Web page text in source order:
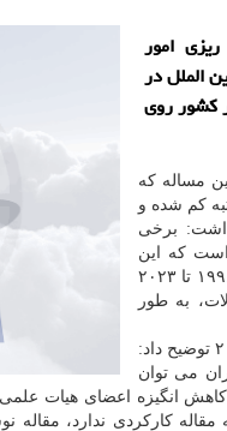
امور
الملل در
کشور روی
مساله که
کم شده و
داشت: برخی
۲۰ قرار گرفته است که این
مساله صحیح نیست. رتبه ۲۰، رتبه تجمیعی ایران از سال ۱۹۹۶ تا ۲۰۲۳
به طور
وی با برشمردن دلیلهای کاهش انتشارات ایران در سال ۲۰۲۳ توضیح داد:
می توان
انگیزه اعضای هیات
مقاله کارکردی ندارد،